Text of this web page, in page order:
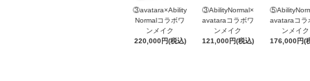
③avatara×Ability
Normalコラボワ
ンメイク
220,000円(税込)
③AbilityNormal×
avataraコラボワ
ンメイク
121,000円(税込)
avataraコラ
ンメイク
176,000円(